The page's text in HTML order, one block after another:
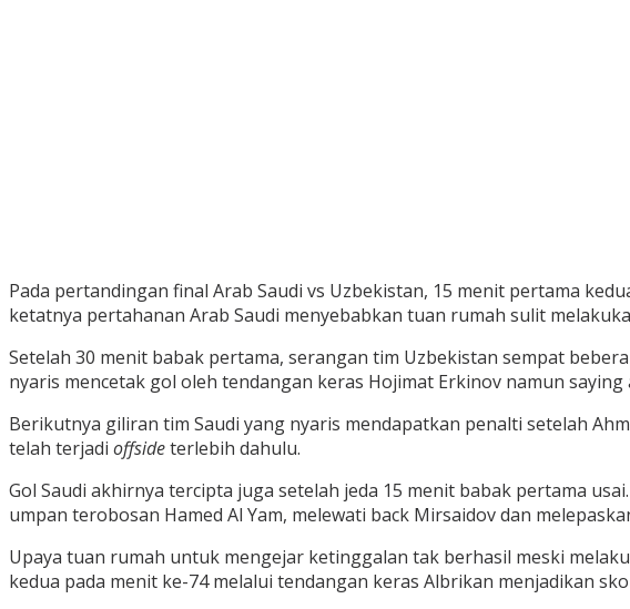
Pada pertandingan final Arab Saudi vs Uzbekistan, 15 menit pertama
ketatnya pertahanan Arab Saudi menyebabkan tuan rumah sulit
Setelah 30 menit babak pertama, serangan tim Uzbekistan sempat
nyaris mencetak gol oleh tendangan keras Hojimat Erkinov namun saying
Berikutnya giliran tim Saudi yang nyaris mendapatkan penalti setelah
telah terjadi offsideterlebih dahulu.
Gol Saudi akhirnya tercipta juga setelah jeda 15 menit babak pertama
umpan terobosan Hamed Al Yam, melewati back Mirsaidov dan
Upaya tuan rumah untuk mengejar ketinggalan tak berhasil meski
kedua pada menit ke-74 melalui tendangan keras Albrikan menjadikan